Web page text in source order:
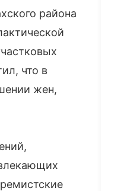
района
что в
жен,